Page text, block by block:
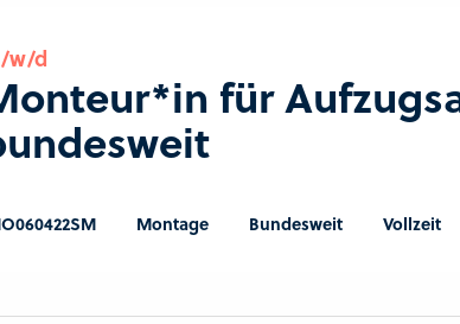
w/d
für
Montage Bundesweit Vollzeit